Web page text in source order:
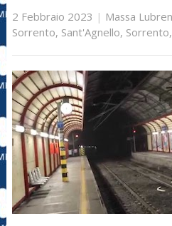
2 Febbraio 2023 | Massa
Sorrento, Sant'Agnello, Sorrento,